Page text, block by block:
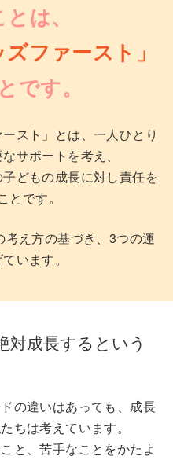
は、
ズファースト」
です。
スト」とは、一人ひとり
サポートを考え、
どもの成長に対し責任を
とです。
え方の基づき、3つの運
います。
対成長するという
の違いはあっても、成長
ちは考えています。
と、苦手なことをかたよ